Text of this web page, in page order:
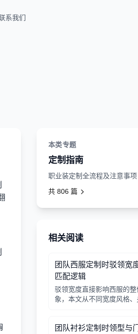
系我们
本类专题
定制指南
职业装定制全流程及注意事项
共 806 篇
相关阅读
团队西服定制时驳领宽
匹配逻辑
驳领宽度直接影响西服的
象，本文从不同宽度风格、
团队衬衫定制时领型与